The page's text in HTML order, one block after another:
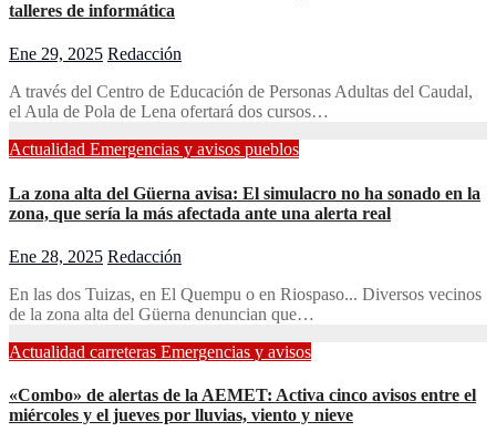
talleres de informática
Ene 29, 2025 Redacción
A través del Centro de Educación de Personas Adultas del Caudal,
el Aula de Pola de Lena ofertará dos cursos…
Actualidad Emergencias y avisos pueblos
La zona alta del Güerna avisa: El simulacro no ha sonado en la
zona, que sería la más afectada ante una alerta real
Ene 28, 2025 Redacción
En las dos Tuizas, en El Quempu o en Riospaso... Diversos vecinos
de la zona alta del Güerna denuncian que…
Actualidad carreteras Emergencias y avisos
«Combo» de alertas de la AEMET: Activa cinco avisos entre el
miércoles y el jueves por lluvias, viento y nieve